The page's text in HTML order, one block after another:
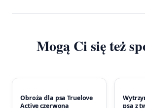
Mogą Ci się też
Obroża dla psa Truelove
Active czerwona
psa z